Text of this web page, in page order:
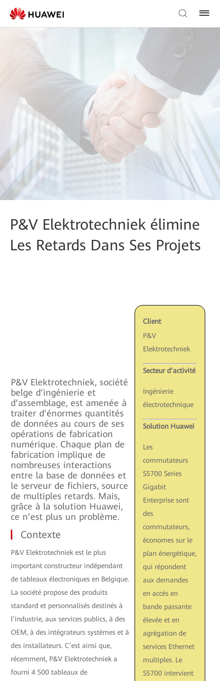
P&V Elektrotechniek élimine
Les Retards Dans Ses Projets
P&V Elektrotechniek, société
belge d’ingénierie et
d’assemblage, est amenée à
traiter d’énormes quantités
de données au cours de ses
opérations de fabrication
numérique. Chaque plan de
fabrication implique de
nombreuses interactions
entre la base de données et
le serveur de fichiers, source
de multiples retards. Mais,
grâce à la solution Huawei,
ce n’est plus un problème.
Contexte
P&V Elektrotechniek est le plus
important constructeur indépendant
de tableaux électroniques en Belgique.
La société propose des produits
standard et personnalisés destinés à
l’industrie, aux services publics, à des
OEM, à des intégrateurs systèmes et à
des installateurs. C’est ainsi que,
récemment, P&V Elektrotechniek a
fourni 4 500 tableaux de
Client
P&V
Elektrotechniek
Secteur d’activité
Ingénierie
électrotechnique
Solution Huawei
Les
commutateurs
S5700 Series
Gigabit
Enterprise sont
des
commutateurs,
économes sur le
plan énergétique,
qui répondent
aux demandes
en accès en
bande passante
élevée et en
agrégation de
services Ethernet
multiples. Le
S5700 intervient